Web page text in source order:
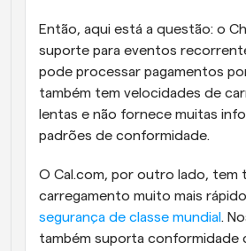
Então, aqui está a questão: o
suporte para eventos
pode processar pagamentos
também tem velocidades de
lentas e não fornece muitas
padrões de conformidade.
O Cal.com, por outro lado, tem
segurança de classe mundial .
também suporta conformidade